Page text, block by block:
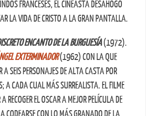
FRANCESES, EL CINEASTA DESAHOGÓ
LA VIDA DE CRISTO A LA GRAN PANTALLA.
ENCANTO DE LA BURGUESÍA(1972).
EXTERMINADOR(1962) CON LA QUE
A SEIS PERSONAJES DE ALTA CASTA POR
A CADA CUAL MÁS SURREALISTA. EL FILME
RECOGER EL OSCAR A MEJOR PELÍCULA DE
CODEARSE CON LO MÁS GRANADO DE LA